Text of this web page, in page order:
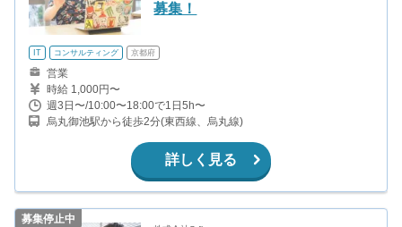
募集！
IT コンサルティング 京都府
営業
時給 1,000円〜
週3日〜/10:00〜18:00で1日5h〜
烏丸御池駅から徒歩2分(東西線、烏丸線)
詳しく見る
募集停止中